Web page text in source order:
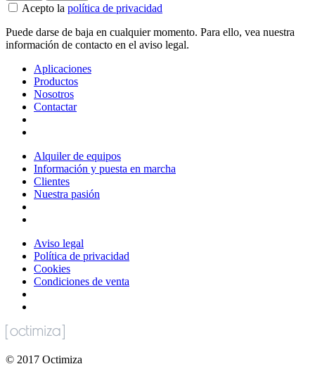
Acepto la política de privacidad
Puede darse de baja en cualquier momento. Para ello, vea nuestra
información de contacto en el aviso legal.
Aplicaciones
Productos
Nosotros
Contactar
Alquiler de equipos
Información y puesta en marcha
Clientes
Nuestra pasión
Aviso legal
Política de privacidad
Cookies
Condiciones de venta
© 2017 Octimiza